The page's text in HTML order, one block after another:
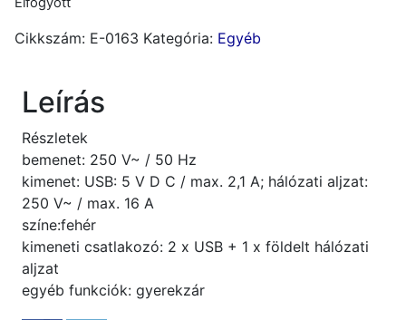
Cikkszám: E-0163 Kategória: Egyéb
Leírás
Részletek
bemenet: 250 V~ / 50 Hz
kimenet: USB: 5 V D C / max. 2,1 A; hálózati aljzat:
250 V~ / max. 16 A
színe:fehér
kimeneti csatlakozó: 2 x USB + 1 x földelt hálózati
aljzat
egyéb funkciók: gyerekzár